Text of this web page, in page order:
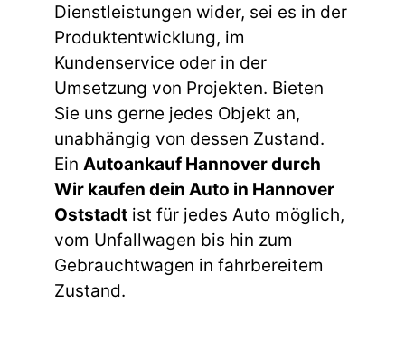
Dienstleistungen wider, sei es in der
Produktentwicklung, im
Kundenservice oder in der
Umsetzung von Projekten. Bieten
Sie uns gerne jedes Objekt an,
unabhängig von dessen Zustand.
Ein Autoankauf Hannover durch
Wir kaufen dein Auto in Hannover
Oststadt ist für jedes Auto möglich,
vom Unfallwagen bis hin zum
Gebrauchtwagen in fahrbereitem
Zustand.